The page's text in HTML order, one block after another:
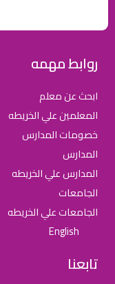
روابط مهمه
ابحث عن معلم
المعلمين علي الخريطه
خصومات المدارس
المدارس
المدارس علي الخريطه
الجامعات
الجامعات علي الخريطه
English
تابعنا